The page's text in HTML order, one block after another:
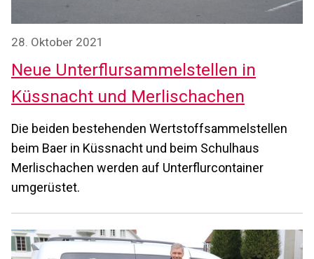
28. Oktober 2021
Neue Unterflursammelstellen in
Küssnacht und Merlischachen
Die beiden bestehenden Wertstoffsammelstellen
beim Baer in Küssnacht und beim Schulhaus
Merlischachen werden auf Unterflurcontainer
umgerüstet.